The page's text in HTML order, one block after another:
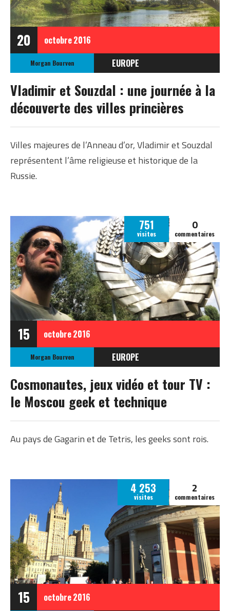
20 octobre2016
Morgan Bourven
EUROPE
RUSSIE
Vladimir et Souzdal : une journée à la
découverte des villes princières
Villes majeures de l’Anneau d’or, Vladimir et Souzdal
représentent l’âme religieuse et historique de la
Russie.
15 octobre2016
751
visites
0
commentaires
Morgan Bourven
EUROPE
RUSSIE
Cosmonautes, jeux vidéo et tour TV :
le Moscou geek et technique
​Au pays de Gagarin et de Tetris, les geeks sont rois.
15 octobre2016
4 253
visites
2
commentaires